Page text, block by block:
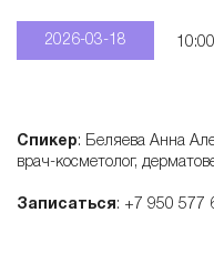
2026-03-18 10:00
Спикер: Беляева Анна
врач-косметолог,
Записаться: +7 950 577